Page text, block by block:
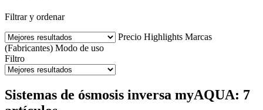
Filtrar y ordenar
Precio Highlights Marcas
(Fabricantes) Modo de uso
Filtro
Sistemas de ósmosis inversa myAQUA: 7